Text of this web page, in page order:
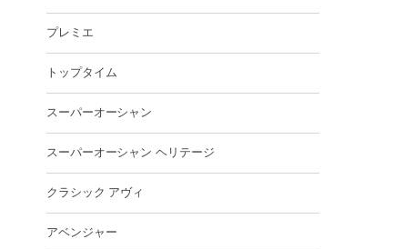
プレミエ
トップタイム
スーパーオーシャン
スーパーオーシャン ヘリテージ
クラシック アヴィ
アベンジャー